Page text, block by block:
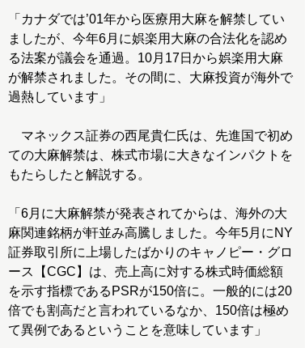
「カナダでは’01年から医療用大麻を解禁してい
ましたが、今年6月に娯楽用大麻の合法化を認め
る法案が議会を通過。10月17日から娯楽用大麻
が解禁されました。その間に、大麻投資が海外で
過熱しています」
マネックス証券の西尾貴仁氏は、先進国で初め
ての大麻解禁は、株式市場に大きなインパクトを
もたらしたと解説する。
「6月に大麻解禁が発表されてからは、海外の大
麻関連銘柄が軒並み高騰しました。今年5月にNY
証券取引所に上場したばかりのキャノピー・グロ
ース【CGC】は、売上高に対する株式時価総額
を示す指標であるPSRが150倍に。一般的には20
倍でも割高だと言われているなか、150倍は極め
て異例であるということを意味しています」